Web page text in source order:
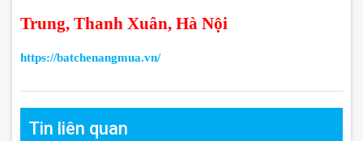
Trung, Thanh Xuân, Hà Nội
https://batchenangmua.vn/
Tin liên quan